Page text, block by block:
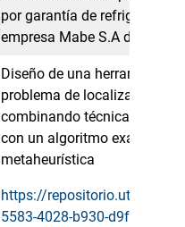
por garantía de
empresa Mabe S.A de la
Diseño de una herramienta
problema de localización de
combinando técnicas de
con un algoritmo exacto y
metaheurística
https://
5583-4028-b930-